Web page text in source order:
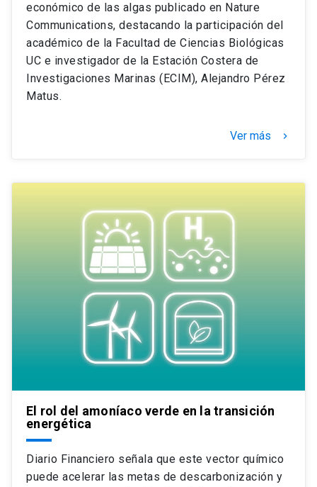
económico de las algas publicado en Nature
Communications, destacando la participación del
académico de la Facultad de Ciencias Biológicas
UC e investigador de la Estación Costera de
Investigaciones Marinas (ECIM), Alejandro Pérez
Matus.
Ver más keyboard_arrow_right
El rol del amoníaco verde en la transición
energética
Diario Financiero señala que este vector químico
puede acelerar las metas de descarbonización y